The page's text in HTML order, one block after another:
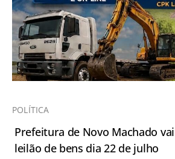
POLÍTICA
Prefeitura de Novo Machado
leilão de bens dia 22 de julho